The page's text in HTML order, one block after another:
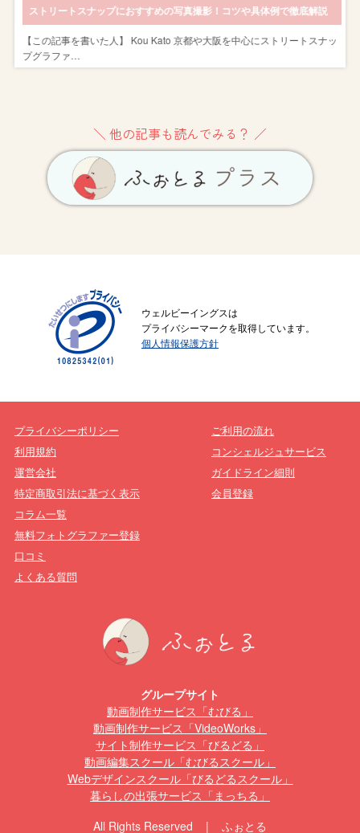
ストリートスナップにおすすめの写真撮影！コツや具体例で徹底解説
【この記事を書いた人】 Kou Kato 京都や大阪を中心にストリートスナッ
プグラファ…
＼ 他の記事も読んでみる？ ／
ウェルビーイングスは
プライバシーマークを取得しています。
個人情報保護方針
プライバシーポリシー
利用規約
運営会社
特定商取引法に基づく表示
ご利用の流れ
コンシェルジュサービス
ガイドライン細則
会員登録
コラム一覧
無料フォトグラファー登録
口コミ
よくある質問
グループサイト
動画制作サービス「むびる」
動画制作サービス「VideoWorks」
サイト制作サービス「びるどる」
動画編集スクール「むびるスクール」
Webデザインスクール「びるどるスクール」
暮らしの出張サービス「まっちる」
All Rights Reserved | ふぉとる